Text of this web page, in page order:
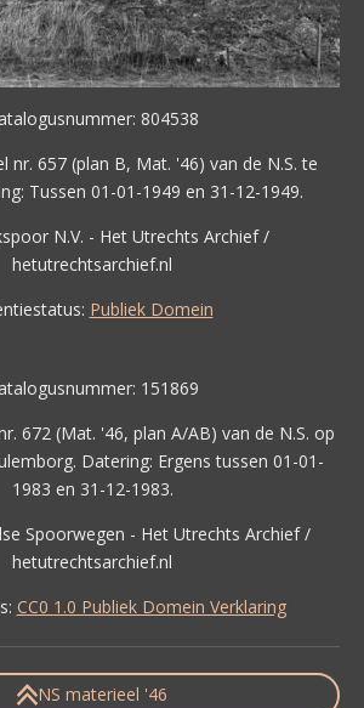
804538
nr. 657 (plan B, Mat. '46) van de N.S. te
Tussen 01-01-1949 en 31-12-1949.
N.V. - Het Utrechts Archief /
hetutrechtsarchief.nl
Publiek Domein
151869
672 (Mat. '46, plan A/AB) van de N.S. op
Datering: Ergens tussen 01-01-
1983 en 31-12-1983.
Spoorwegen - Het Utrechts Archief /
hetutrechtsarchief.nl
CC0 1.0 Publiek Domein Verklaring
NS materieel '46